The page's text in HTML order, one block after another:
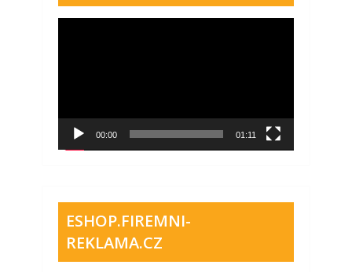
00:00 01:11
ESHOP.FIREMNI-
REKLAMA.CZ